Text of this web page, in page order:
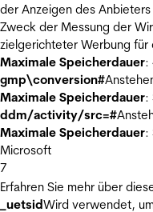
der Anzeigen des
Zweck der Messung der
zielgerichteter Werbung für
Maximale Speicherdauer:
gmp\conversion#
Maximale Speicherdauer:
ddm/activity/src=#
Maximale Speicherdauer:
Microsoft
7
Erfahren Sie mehr über
_uetsidWird verwendet,